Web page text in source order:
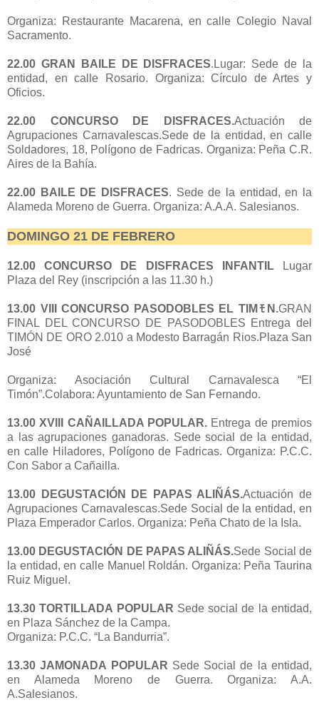
Organiza: Restaurante Macarena, en calle Colegio Naval
Sacramento.
22.00 GRAN BAILE DE DISFRACES.Lugar: Sede de la
entidad, en calle Rosario. Organiza: Círculo de Artes y
Oficios.
22.00 CONCURSO DE DISFRACES.Actuación de
Agrupaciones Carnavalescas.Sede de la entidad, en calle
Soldadores, 18, Polígono de Fadricas. Organiza: Peña C.R.
Aires de la Bahía.
22.00 BAILE DE DISFRACES. Sede de la entidad, en la
Alameda Moreno de Guerra. Organiza: A.A.A. Salesianos.
DOMINGO 21 DE FEBRERO
12.00 CONCURSO DE DISFRACES INFANTIL
Lugar
Plaza del Rey (inscripción a las 11.30 h.)
13.00 VIII CONCURSO PASODOBLES EL TIMﾓN.GRAN
FINAL DEL CONCURSO DE PASODOBLES Entrega del
TIMÓN DE ORO 2.010 a Modesto Barragán Rios.Plaza San
José
Organiza: Asociación Cultural Carnavalesca “El
Timón”.Colabora: Ayuntamiento de San Fernando.
13.00 XVIII CAÑAILLADA POPULAR. Entrega de premios
a las agrupaciones ganadoras. Sede social de la entidad,
en calle Hiladores, Polígono de Fadricas. Organiza: P.C.C.
Con Sabor a Cañailla.
13.00 DEGUSTACIÓN DE PAPAS ALIÑÁS.Actuación de
Agrupaciones Carnavalescas.Sede Social de la entidad, en
Plaza Emperador Carlos. Organiza: Peña Chato de la Isla.
13.00 DEGUSTACIÓN DE PAPAS ALIÑÁS.Sede Social de
la entidad, en calle Manuel Roldán. Organiza: Peña Taurina
Ruiz Miguel.
13.30 TORTILLADA POPULAR Sede social de la entidad,
en Plaza Sánchez de la Campa.
Organiza: P.C.C. “La Bandurria”.
13.30 JAMONADA POPULAR Sede Social de la entidad,
en Alameda Moreno de Guerra. Organiza: A.A.
A.Salesianos.